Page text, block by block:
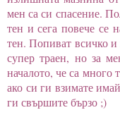
мен са си спасение.
тен и сега повече се
тен. Попиват всичко
супер траен, но за
началото, че са много
ако си ги взимате
ги свършите бързо ;)